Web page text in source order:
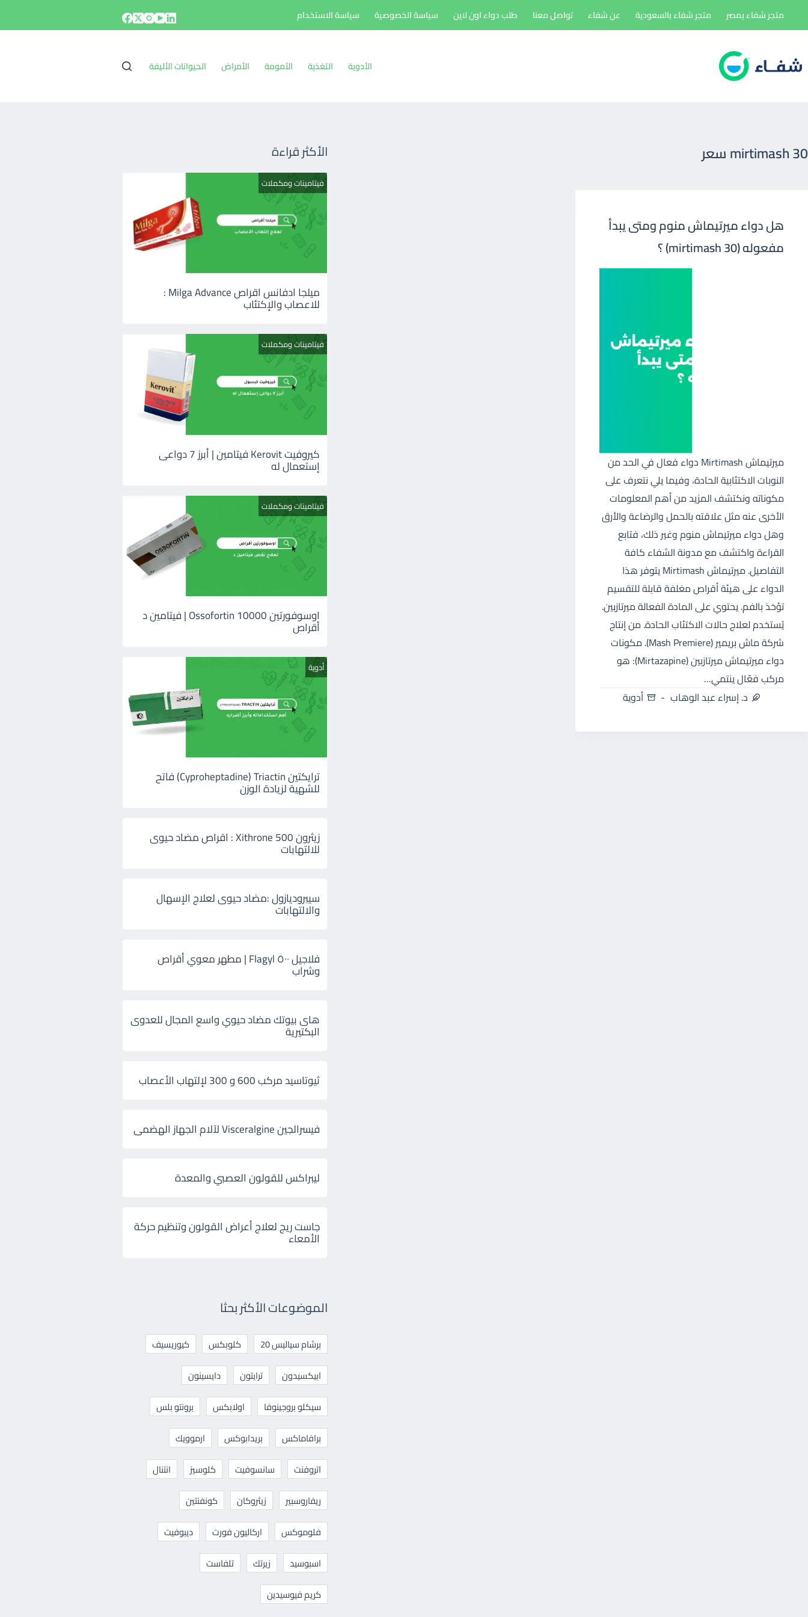
إلى
متجر شفاء بمصر متجر شفاء بالسعودية عن شفاء تواصل معنا طلب دواء اون لاين سياسة الخصوصية سياسة الاستخدام
الأدوية التغذية الأمومة الأمراض الحيوانات الأليفة
mirtimash 30 سعر
هل دواء ميرتيماش منوم ومتى يبدأ
مفعوله (mirtimash 30) ؟
ميرتيماش Mirtimash دواء فعال في الحد من
النوبات الاكتئابية الحادة، وفيما يلي نتعرف على
مكوناته ونكتشف المزيد من أهم المعلومات
الأخرى عنه مثل علاقته بالحمل والرضاعة والأرق
وهل دواء ميرتيماش منوم وغير ذلك، فتابع
القراءة واكتشف مع مدونة الشفاء كافة
التفاصيل. ميرتيماش Mirtimash يتوفر هذا
الدواء على هيئة أقراص مغلفة قابلة للتقسيم
تؤخذ بالفم. يحتوي على المادة الفعالة ميرتازبين.
يُستخدم لعلاج حالات الاكتئاب الحادة. من إنتاج
شركة ماش بريمير (Mash Premiere). مكونات
دواء ميرتيماش ميرتازبين (Mirtazapine): هو
مركب فعّال ينتمي…
د. إسراء عبد الوهاب
أدوية
الأكثر قراءة
فيتامينات ومكملات
ميلجا ادفانس اقراص Milga Advance :
للاعصاب والإكتئاب
فيتامينات ومكملات
كيروفيت Kerovit فيتامين | أبرز 7 دواعى
إستعمال له
فيتامينات ومكملات
اوسوفورتين 10000 Ossofortin | فيتامين د
أقراص
أدوية
ترايكتين Cyproheptadine) Triactin) فاتح
للشهية لزيادة الوزن
زيثرون 500 Xithrone : اقراص مضاد حيوى
للالتهابات
سيبروديازول :مضاد حيوى لعلاج الإسهال
والالتهابات
فلاجيل ٥٠٠ Flagyl | مطهر معوي أقراص
وشراب
هاى بيوتك مضاد حيوي واسع المجال للعدوى
البكتيرية
ثيوتاسيد مركب 600 و 300 لإلتهاب الأعصاب
فيسرالجين Visceralgine لآلام الجهاز الهضمى
ليبراكس للقولون العصبي والمعدة
جاست ريج لعلاج أعراض القولون وتنظيم حركة
الأمعاء
الموضوعات الأكثر بحثا
برشام سياليس 20 كلوبكس
كيوريسيف
ابيكسيدون
ترايتون
دايسينون
سيكلو بروجينوفا
اولابكس
برونتو بلس
برافاماكس
بريدابوكس
ارموويك
اتروفنت
سانسوفيت كلوسيز
انتنال
ريفاروسبير
زيثروكان
كونفنتين
فلوموكس
اركاليون فورت
ديبوفيت
اسبوسيد
زيرتك
تلفاست
كريم فيوسيدين